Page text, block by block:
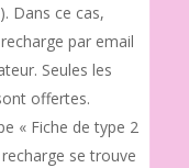
). Dans ce cas,
par email
Seules les
offertes.
« Fiche de type 2
recharge se trouve